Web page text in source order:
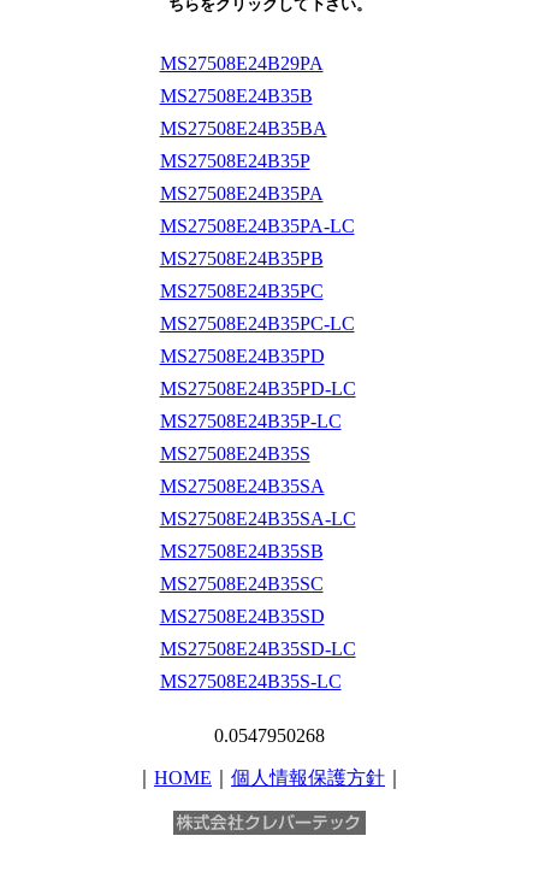
ちらをクリックして下さい。
MS27508E24B29PA
MS27508E24B35B
MS27508E24B35BA
MS27508E24B35P
MS27508E24B35PA
MS27508E24B35PA-LC
MS27508E24B35PB
MS27508E24B35PC
MS27508E24B35PC-LC
MS27508E24B35PD
MS27508E24B35PD-LC
MS27508E24B35P-LC
MS27508E24B35S
MS27508E24B35SA
MS27508E24B35SA-LC
MS27508E24B35SB
MS27508E24B35SC
MS27508E24B35SD
MS27508E24B35SD-LC
MS27508E24B35S-LC
0.0547950268
HOME 個人情報保護方針